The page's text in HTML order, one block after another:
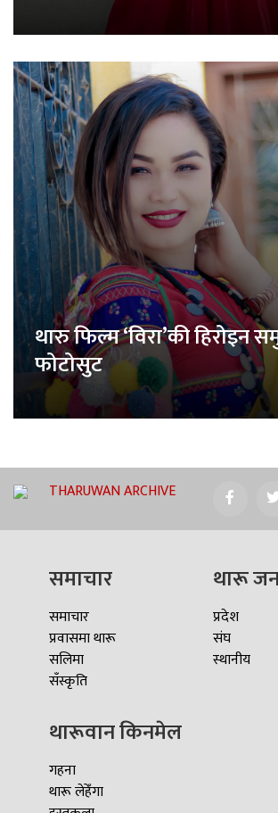
थारु फिल्म ‘विरा’की हिरोइन
फोटोसुट
THARUWAN ARCHIVE
समाचार
समाचार
प्रवासमा थारू
सलिमा
सँस्कृति
थारू
प्रदेश
संघ
स्थानीय
थारूवान किनमेल
गहना
थारू लेहेँगा